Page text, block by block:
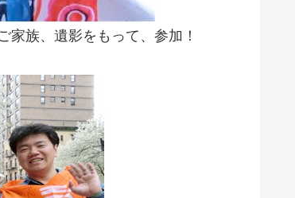
族、遺影をもって、参加！